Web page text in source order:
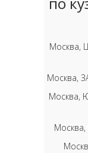
Москва,
Москва,
Москва,
Москва,